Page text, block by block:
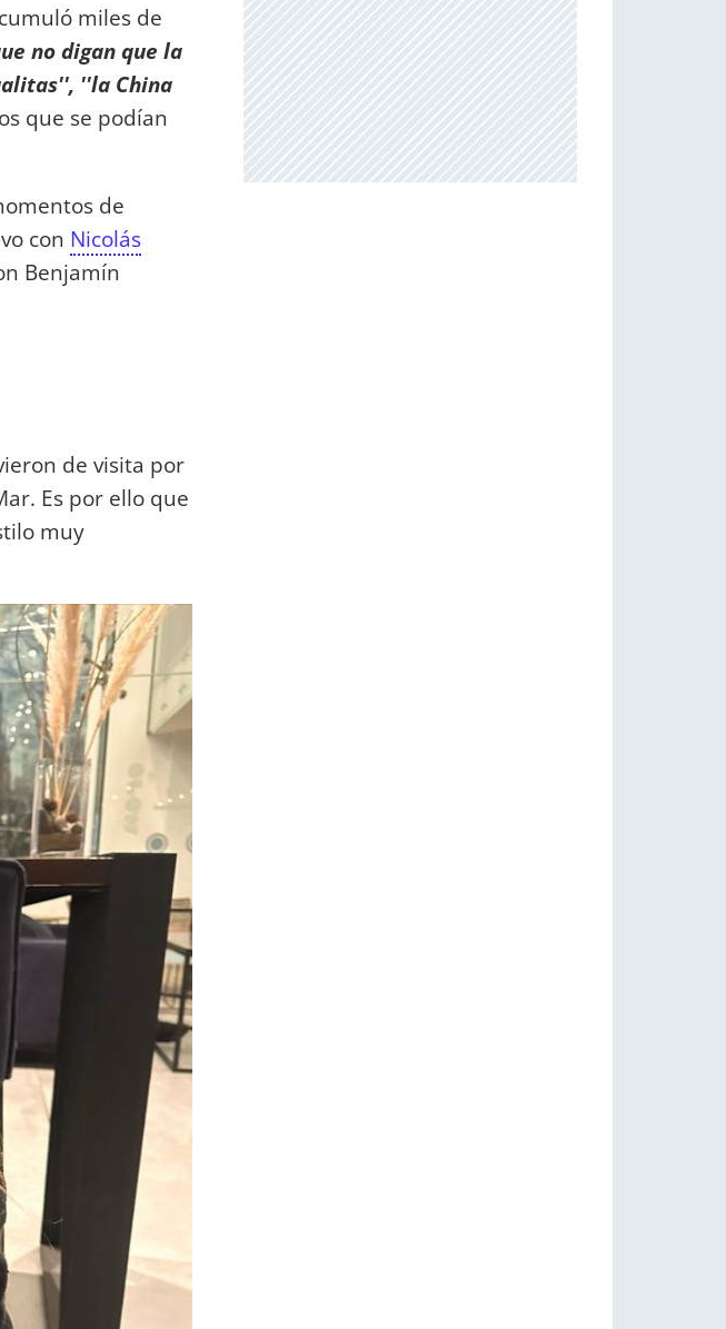
miles de
no digan que la
''la China
que se podían
de
con Nicolás
Benjamín
de visita por
Es por ello que
muy